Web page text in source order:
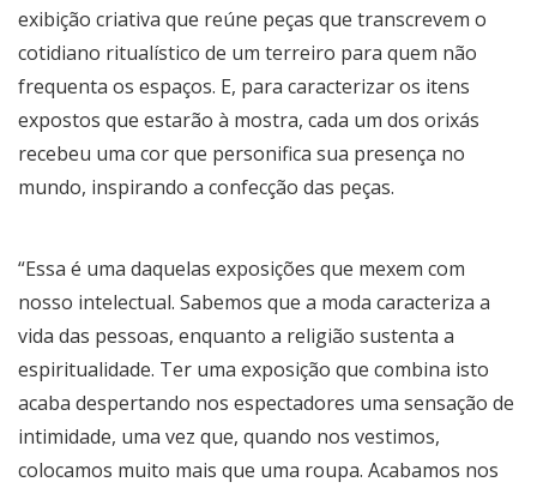
exibição criativa que reúne peças que transcrevem o
cotidiano ritualístico de um terreiro para quem não
frequenta os espaços. E, para caracterizar os itens
expostos que estarão à mostra, cada um dos orixás
recebeu uma cor que personifica sua presença no
mundo, inspirando a confecção das peças.
“Essa é uma daquelas exposições que mexem com
nosso intelectual. Sabemos que a moda caracteriza a
vida das pessoas, enquanto a religião sustenta a
espiritualidade. Ter uma exposição que combina isto
acaba despertando nos espectadores uma sensação de
intimidade, uma vez que, quando nos vestimos,
colocamos muito mais que uma roupa. Acabamos nos